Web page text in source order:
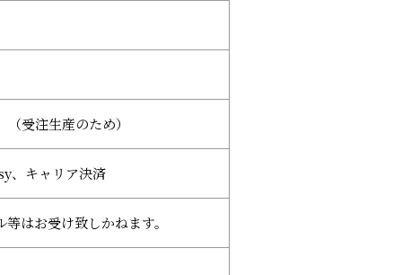
受注生産のため）
、キャリア決済
はお受け致しかねます。